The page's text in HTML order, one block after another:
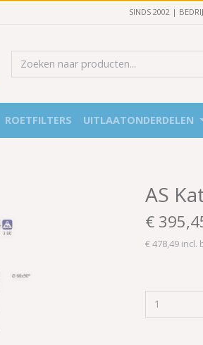
SINDS 2002 |
ROETFILTERS UITLAATONDERDELEN
AS
€
€ 478,49 incl.